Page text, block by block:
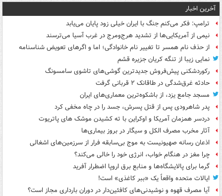
آخرین اخبار
ترامپ: فکر می‌کنم جنگ با ایران خیلی زود پایان می‌یابد
نیمی از آمریکایی‌ها از تشدید هرج‌ومرج در غرب آسیا می‌ترسند
از حذف نام همسر تا تغییر نام خانوادگی؛ اما و اگرهای تعویض شناسنامه
نمایی زیبا از تنگه کریان جزیره قشم
رکوردشکنی پیش‌فروش جدیدترین گوشی‌های تاشوی سامسونگ
حادثه غرق‌شدگی در طاقانک ۲ قربانی گرفت
مسجد جامع یزد، از باشکوه‌ترین معماری‌های ایران
پدر شاهرودی پس از قتل پسرش، جسد را در چاه مخفی کرد
دردسر همزمان آمریکا و اوکراین با ته کشیدن موشک های پاتریوت
آثار مخرب مصرف الکل و سیگار در بروز بیماری‌ها
اذعان رسانه صهیونیست به موج بی‌سابقه فرار از سرزمین‌های اشغالی
چرا مغز در هنگام خواب، انرژی خود را خالی می‌کند؟
گرما برای پالایشگاه‌ها و منابع برق اروپا اضطرار آفرید
ایالات متحده واقعاً یک «ببر کاغذی» است!
آیا مصرف قهوه و نوشیدنی‌های کافئین‌دار در دوران بارداری مجاز است؟